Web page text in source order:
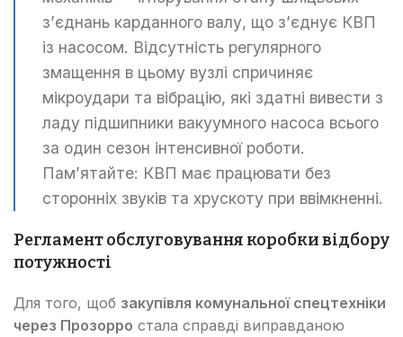
з’єднань карданного валу, що з’єднує КВП
із насосом. Відсутність регулярного
змащення в цьому вузлі спричиняє
мікроудари та вібрацію, які здатні вивести з
ладу підшипники вакуумного насоса всього
за один сезон інтенсивної роботи.
Пам’ятайте: КВП має працювати без
сторонніх звуків та хрускоту при ввімкненні.
Регламент обслуговування коробки відбору
потужності
Для того, щоб закупівля комунальної спецтехніки
через Прозорро стала справді виправданою